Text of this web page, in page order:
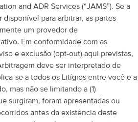
and ADR Services (“JAMS”). Se a
disponível para arbitrar, as partes
um provedor de
Em conformidade com as
e exclusão (opt-out) aqui previstas,
deve ser interpretado de
se a todos os Litígios entre você e a
mas não se limitando a (1)
surgiram, foram apresentadas ou
antes da existência deste